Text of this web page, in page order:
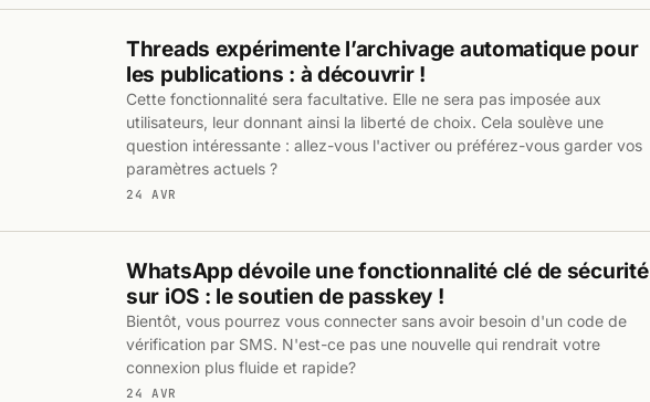
Threads expérimente l’archivage automatique pour
les publications : à découvrir !
Cette fonctionnalité sera facultative. Elle ne sera pas imposée aux
utilisateurs, leur donnant ainsi la liberté de choix. Cela soulève une
question intéressante : allez-vous l'activer ou préférez-vous garder vos
paramètres actuels ?
24 AVR
WhatsApp dévoile une fonctionnalité clé de sécurité
sur iOS : le soutien de passkey !
Bientôt, vous pourrez vous connecter sans avoir besoin d'un code de
vérification par SMS. N'est-ce pas une nouvelle qui rendrait votre
connexion plus fluide et rapide?
24 AVR